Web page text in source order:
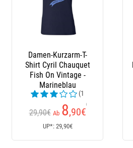
Damen-Kurzarm-T-
Shirt Cyril Chauquet
Fish On Vintage -
Marineblau
(1
Kundenrezensionen)
29,90€ Ab 8,90€
UP*: 29,90€